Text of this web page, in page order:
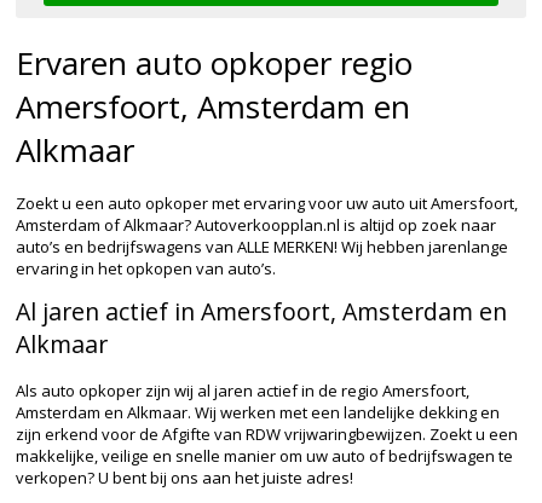
Ervaren auto opkoper regio
Amersfoort, Amsterdam en
Alkmaar
Zoekt u een auto opkoper met ervaring voor uw auto uit Amersfoort,
Amsterdam of Alkmaar? Autoverkoopplan.nl is altijd op zoek naar
auto’s en bedrijfswagens van ALLE MERKEN! Wij hebben jarenlange
ervaring in het opkopen van auto’s.
Al jaren actief in Amersfoort, Amsterdam en
Alkmaar
Als auto opkoper zijn wij al jaren actief in de regio Amersfoort,
Amsterdam en Alkmaar. Wij werken met een landelijke dekking en
zijn erkend voor de Afgifte van RDW vrijwaringbewijzen. Zoekt u een
makkelijke, veilige en snelle manier om uw auto of bedrijfswagen te
verkopen? U bent bij ons aan het juiste adres!